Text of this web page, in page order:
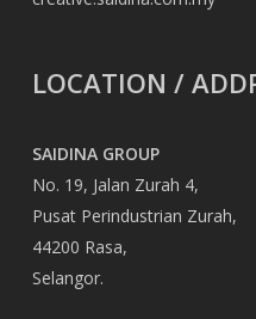
LOCATION /
SAIDINA GROUP
No. 19, Jalan Zurah 4,
Pusat Perindustrian Zurah,
44200 Rasa,
Selangor.